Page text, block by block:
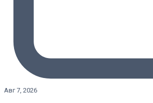
Авг 7, 2026